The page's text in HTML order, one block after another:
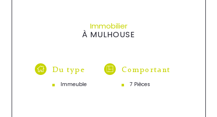
Immobilier
À MULHOUSE
Du type
Immeuble
Comportant
7 Pièces